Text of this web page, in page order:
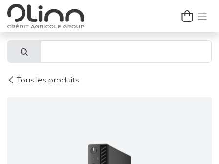
Se rendre au contenu
Tous les produits